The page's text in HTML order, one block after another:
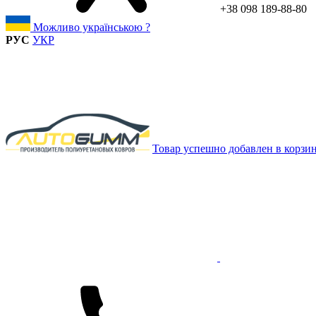
+38 098 189-88-80
Можливо українською ?
РУС УКР
Товар успешно добавлен в